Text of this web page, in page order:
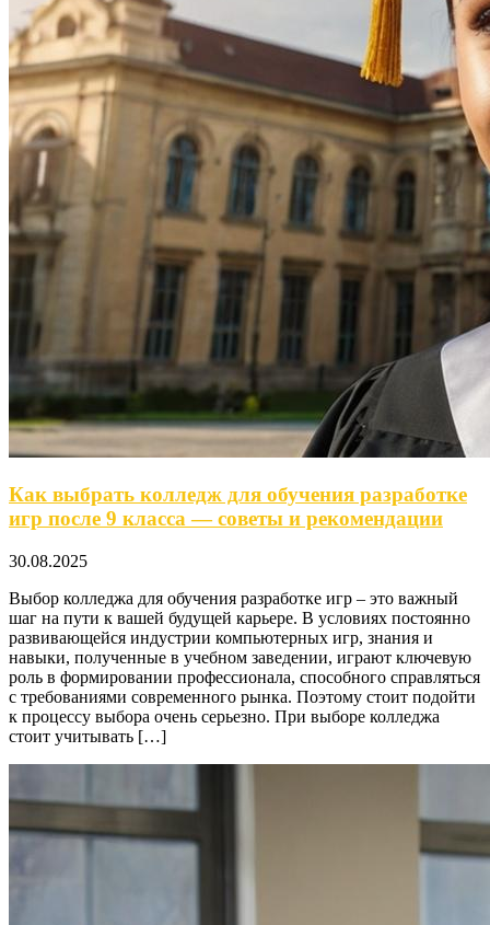
Как выбрать колледж для обучения разработке
игр после 9 класса — советы и рекомендации
30.08.2025
Выбор колледжа для обучения разработке игр – это важный
шаг на пути к вашей будущей карьере. В условиях постоянно
развивающейся индустрии компьютерных игр, знания и
навыки, полученные в учебном заведении, играют ключевую
роль в формировании профессионала, способного справляться
с требованиями современного рынка. Поэтому стоит подойти
к процессу выбора очень серьезно. При выборе колледжа
стоит учитывать […]